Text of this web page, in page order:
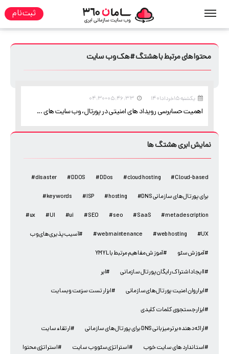
ثبت نام صفحه نخست هشتگ فهرست محتواهای هشتگ ها
محتواهای مرتبط با هشتگ #هک وب سایت
یکشنبه ۱۵ خرداد ۱۴۰۱ ۰۵:۴۶:۳۳+۰۴:۳۰
اهمیت حسابرسی رویداد های امنیتی در پورتال، وب سایت های ...
نمایش ابری هشتگ ها
#Cloud-based
#cloud hosting
#DDos
#DDOS
#disaster
#DNS برای پورتال های سازمانی #hosting
#ISP
#keywords
#meta description
#SaaS
#seo
#SEO
#ui
#UI
#ux
#UX
#web hosting
#web maintenance #آسیب پذیری های وب
#آموزش سئو #آموز ش مفاهیم مرتبط با YMYL
#اایجاد اشتراک رایگان پورتال سازمانی #ابر
#ابراروان امنیت پورتال های سازمانی #ابزار تست سزعت وبسایت
#ابزار جستجوی کلمات کلیدی
#ارائه دهنده برتر میزبانی DNS برای پورتال های سازمانی #ارتقاء سایت
#استاندارد های سایت خوب #استراتژی سئو وب سایت #استراتژی محتوا